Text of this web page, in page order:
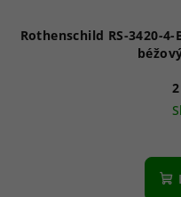
Rothenschild RS-3420-